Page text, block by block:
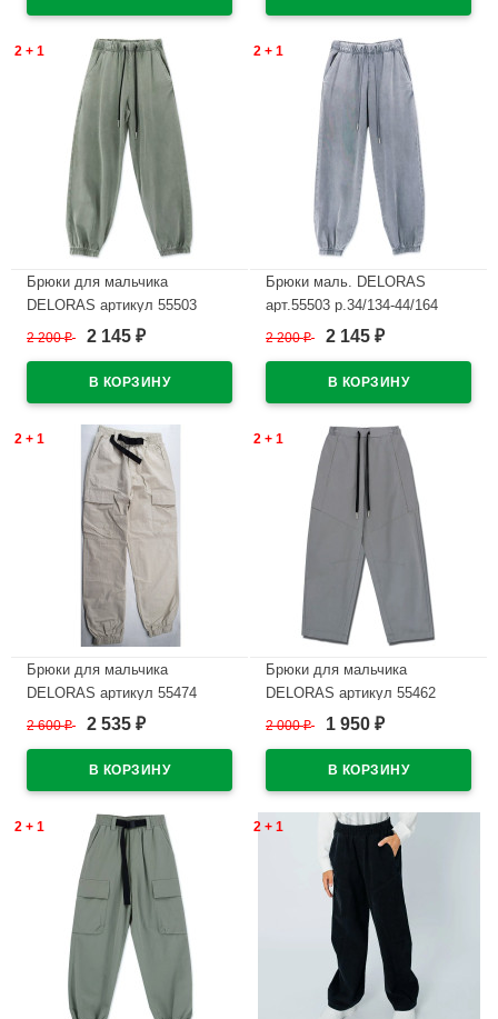
2 + 1
Брюки для мальчика
DELORAS артикул 55503
размер 34/134-44/164 цвет
2 200₽ 2 145 ₽
2 + 1
Брюки маль. DELORAS
арт.55503 р.34/134-44/164
цв.серый
2 200₽ 2 145 ₽
2 + 1
Брюки для мальчика
DELORAS артикул 55474
размер 34/134-44/164 цвет
2 600₽ 2 535 ₽
2 + 1
Брюки для мальчика
DELORAS артикул 55462
размер 34/134-44/164 цвет
2 000₽ 1 950 ₽
2 + 1 2 + 1